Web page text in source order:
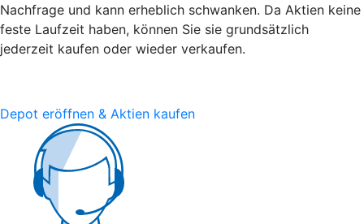
Nachfrage und kann erheblich schwanken. Da Aktien keine
feste Laufzeit haben, können Sie sie grundsätzlich
jederzeit kaufen oder wieder verkaufen.
Depot eröffnen & Aktien kaufen